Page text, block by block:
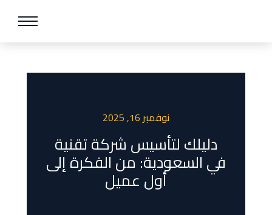
نوفمبر 16, 2025
دليلك لتأسيس شركة تقنية
في السعودية: من الفكرة إلى
أول عميل